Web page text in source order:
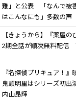
難」と公表 「なんで被
はこんなにも」多数の声
【きょうから】『薬屋
2期全話が順次無料配信
『名探偵プリキュア！
鬼頭明里はシリーズ初出
内山昂輝